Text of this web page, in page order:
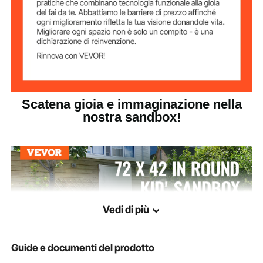
Dimensioni del
prodotto
72,0 x 41,5 x 9,1 pollici /
1830 x 1055 x 230 mm
Scatena gioia e immaginazione nella
nostra sandbox!
Vedi di più
Guide e documenti del prodotto